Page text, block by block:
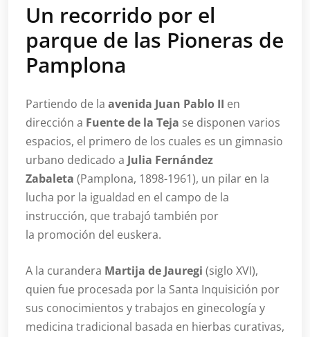
Un recorrido por el
parque de las Pioneras de
Pamplona
Partiendo de la avenida Juan Pablo II en
dirección a Fuente de la Teja se disponen varios
espacios, el primero de los cuales es un gimnasio
urbano dedicado a Julia Fernández
Zabaleta (Pamplona, 1898-1961), un pilar en la
lucha por la igualdad en el campo de la
instrucción, que trabajó también por
la promoción del euskera.
A la curandera Martija de Jauregi (siglo XVI),
quien fue procesada por la Santa Inquisición por
sus conocimientos y trabajos en ginecología y
medicina tradicional basada en hierbas curativas,